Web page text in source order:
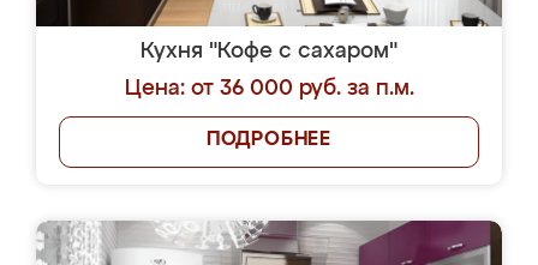
Кухня "Кофе с сахаром"
Цена: от 36 000 руб. за п.м.
ПОДРОБНЕЕ